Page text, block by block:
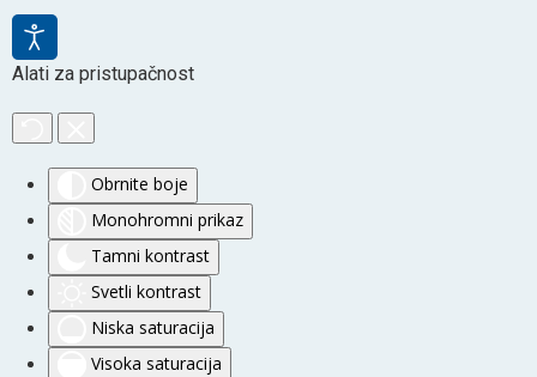
Alati za pristupačnost
Obrnite boje
Monohromni prikaz
Tamni kontrast
Svetli kontrast
Niska saturacija
Visoka saturacija